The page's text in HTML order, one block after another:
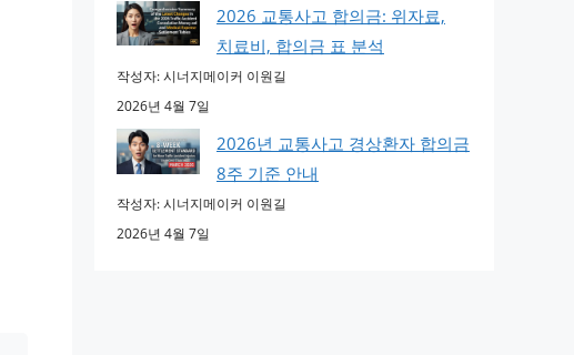
2026 교통사고 합의금: 위자료,
치료비, 합의금 표 분석
작성자: 시너지메이커 이원길
2026년 4월 7일
2026년 교통사고 경상환자 합의금
8주 기준 안내
작성자: 시너지메이커 이원길
2026년 4월 7일